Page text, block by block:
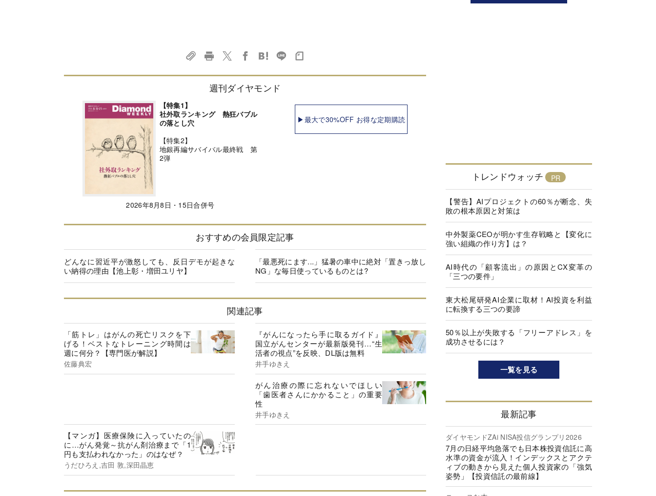
週刊ダイヤモンド
【特集1】
社外取ランキング 熱狂バブル
の落とし穴
【特集2】
地銀再編サバイバル最終戦 第
2弾
2026年8月8日・15日合併号
▶最大で30%OFF お得な定期購読
おすすめの会員限定記事
どんなに習近平が激怒しても、反日デモが起きな
い納得の理由【池上彰・増田ユリヤ】
「最悪死にます...」猛暑の車中に絶対「置きっ放し
NG」な毎日使っているものとは?
関連記事
「筋トレ」はがんの死亡リスクを下
げる！ベストなトレーニング時間は
週に何分？【専門医が解説】
佐藤典宏
『がんになったら手に取るガイド』
国立がんセンターが最新版発刊…“生
活者の視点”を反映、DL版は無料
井手ゆきえ
がん治療の際に忘れないでほしい
「歯医者さんにかかること」の重要
性
井手ゆきえ
【マンガ】医療保険に入っていたの
に…がん発覚～抗がん剤治療まで「1
円も支払われなかった」のはなぜ？
うだひろえ,吉田 敦,深田晶恵
トレンドウォッチ
【警告】AIプロジェクトの60％が断念、失
敗の根本原因と対策は
中外製薬CEOが明かす生存戦略と【変化に
強い組織の作り方】は？
AI時代の「顧客流出」の原因とCX変革の
「三つの要件」
東大松尾研発AI企業に取材！AI投資を利益
に転換する三つの要諦
50％以上が失敗する「フリーアドレス」を
成功させるには？
一覧を見る
最新記事
ダイヤモンドZAi NISA投信グランプリ2026
7月の日経平均急落でも日本株投資信託に高
水準の資金が流入！インデックスとアクテ
ィブの動きから見えた個人投資家の「強気
姿勢」【投資信託の最前線】